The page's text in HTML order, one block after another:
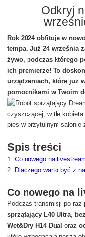
Odkryj
Rok 2024 obfituje w
tempa. Już 24 września
żywo, podczas którego
ich premierze! To
urządzeniach, które już
pomocnikami w Twoim
Spis treści
Co nowego na
Dlaczego warto być z
Co nowego na
Podczas transmisji po
sprzątający L40 Ultra,
Wet&Dry H14 Dual oraz